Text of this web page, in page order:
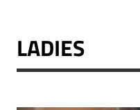
LADIES